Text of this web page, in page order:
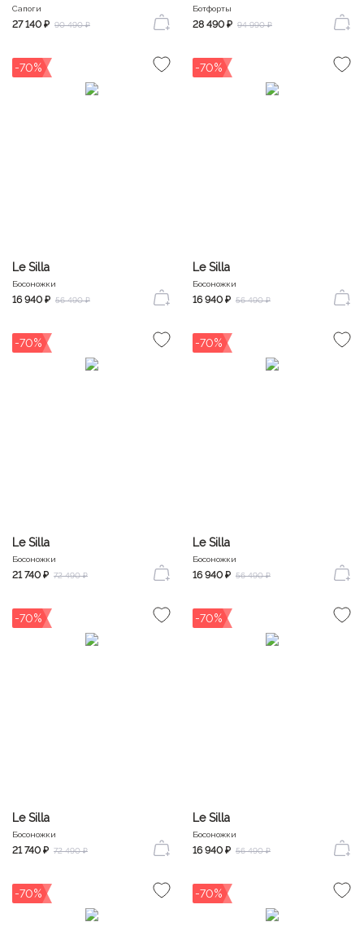
Сапоги
27 140 ₽ 90 490 ₽
Ботфорты
28 490 ₽ 94 990 ₽
-70%
Le Silla
Босоножки
16 940 ₽ 56 490 ₽
-70%
Le Silla
Босоножки
16 940 ₽ 56 490 ₽
-70%
Le Silla
Босоножки
21 740 ₽ 72 490 ₽
-70%
Le Silla
Босоножки
16 940 ₽ 56 490 ₽
-70%
Le Silla
Босоножки
21 740 ₽ 72 490 ₽
-70%
Le Silla
Босоножки
16 940 ₽ 56 490 ₽
-70% -70%